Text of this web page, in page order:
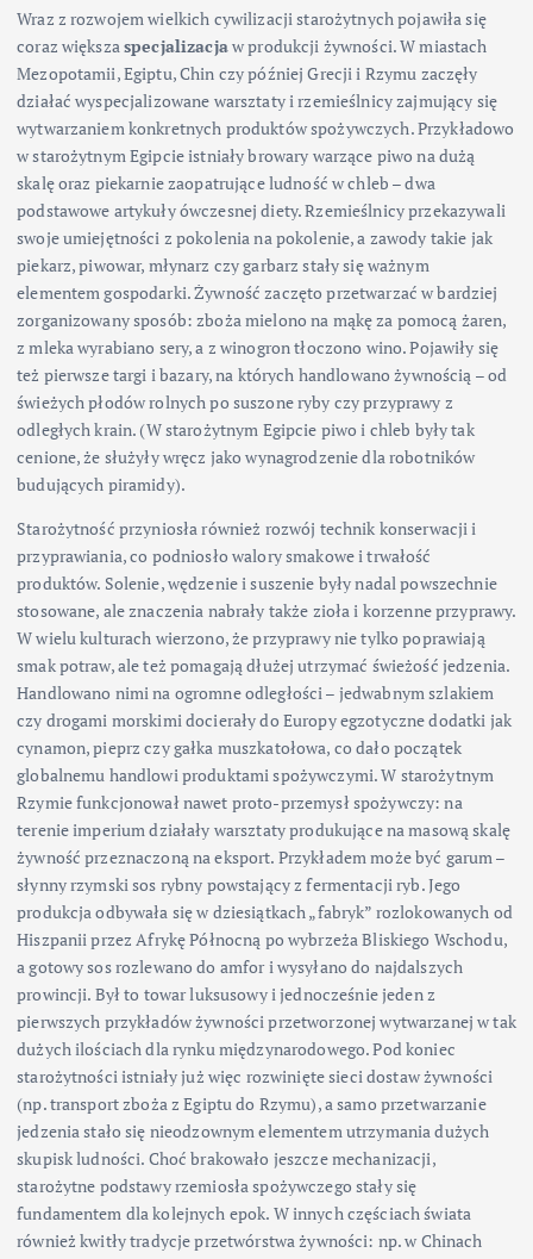
Wraz z rozwojem wielkich cywilizacji starożytnych pojawiła się
coraz większaspecjalizacjaw produkcji żywności. W miastach
Mezopotamii, Egiptu, Chin czy później Grecji i Rzymu zaczęły
działać wyspecjalizowane warsztaty i rzemieślnicy zajmujący się
wytwarzaniem konkretnych produktów spożywczych. Przykładowo
w starożytnym Egipcie istniały browary warzące piwo na dużą
skalę oraz piekarnie zaopatrujące ludność w chleb – dwa
podstawowe artykuły ówczesnej diety. Rzemieślnicy przekazywali
swoje umiejętności z pokolenia na pokolenie, a zawody takie jak
piekarz, piwowar, młynarz czy garbarz stały się ważnym
elementem gospodarki. Żywność zaczęto przetwarzać w bardziej
zorganizowany sposób: zboża mielono na mąkę za pomocą żaren,
z mleka wyrabiano sery, a z winogron tłoczono wino. Pojawiły się
też pierwsze targi i bazary, na których handlowano żywnością – od
świeżych płodów rolnych po suszone ryby czy przyprawy z
odległych krain. (W starożytnym Egipcie piwo i chleb były tak
cenione, że służyły wręcz jako wynagrodzenie dla robotników
budujących piramidy).
Starożytność przyniosła również rozwój technik konserwacji i
przyprawiania, co podniosło walory smakowe i trwałość
produktów. Solenie, wędzenie i suszenie były nadal powszechnie
stosowane, ale znaczenia nabrały także zioła i korzenne przyprawy.
W wielu kulturach wierzono, że przyprawy nie tylko poprawiają
smak potraw, ale też pomagają dłużej utrzymać świeżość jedzenia.
Handlowano nimi na ogromne odległości – jedwabnym szlakiem
czy drogami morskimi docierały do Europy egzotyczne dodatki jak
cynamon, pieprz czy gałka muszkatołowa, co dało początek
globalnemu handlowi produktami spożywczymi. W starożytnym
Rzymie funkcjonował nawet proto-przemysł spożywczy: na
terenie imperium działały warsztaty produkujące na masową skalę
żywność przeznaczoną na eksport. Przykładem może być garum –
słynny rzymski sos rybny powstający z fermentacji ryb. Jego
produkcja odbywała się w dziesiątkach „fabryk” rozlokowanych od
Hiszpanii przez Afrykę Północną po wybrzeża Bliskiego Wschodu,
a gotowy sos rozlewano do amfor i wysyłano do najdalszych
prowincji. Był to towar luksusowy i jednocześnie jeden z
pierwszych przykładów żywności przetworzonej wytwarzanej w tak
dużych ilościach dla rynku międzynarodowego. Pod koniec
starożytności istniały już więc rozwinięte sieci dostaw żywności
(np. transport zboża z Egiptu do Rzymu), a samo przetwarzanie
jedzenia stało się nieodzownym elementem utrzymania dużych
skupisk ludności. Choć brakowało jeszcze mechanizacji,
starożytne podstawy rzemiosła spożywczego stały się
fundamentem dla kolejnych epok. W innych częściach świata
również kwitły tradycje przetwórstwa żywności: np. w Chinach